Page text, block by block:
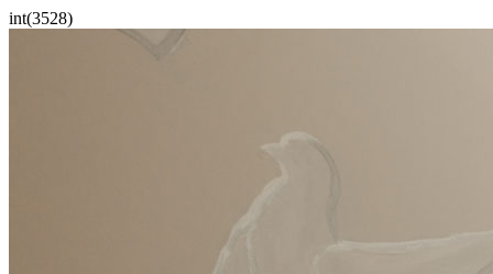
int(3528)